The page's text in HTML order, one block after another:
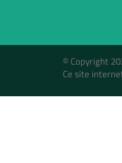
© Copyright
Ce site